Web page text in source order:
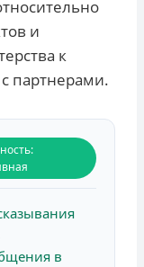
и
к
партнерами.
в